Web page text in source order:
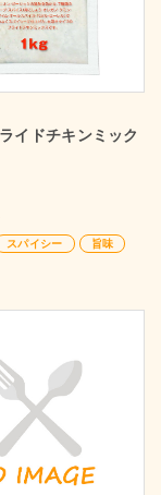
イドチキンミック
スパイシー
旨味